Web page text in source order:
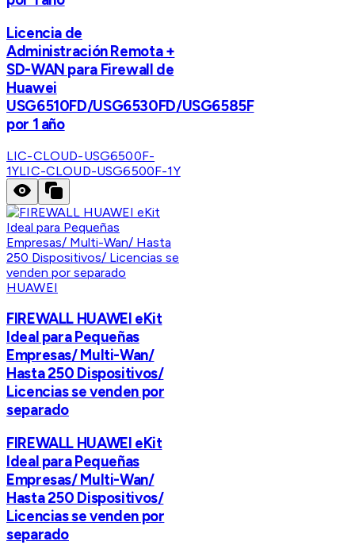
Licencia de
Administración Remota +
SD-WAN para Firewall de
Huawei
USG6510FD/USG6530FD/USG6585F
por 1 año
LIC-CLOUD-USG6500F-
1YLIC-CLOUD-USG6500F-1Y
HUAWEI
FIREWALL HUAWEI eKit
Ideal para Pequeñas
Empresas/ Multi-Wan/
Hasta 250 Dispositivos/
Licencias se venden por
separado
FIREWALL HUAWEI eKit
Ideal para Pequeñas
Empresas/ Multi-Wan/
Hasta 250 Dispositivos/
Licencias se venden por
separado